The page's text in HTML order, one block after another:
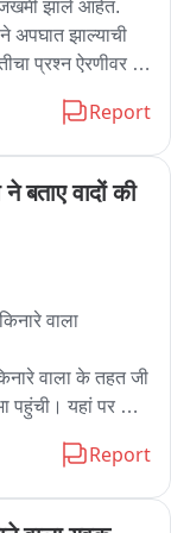
जखमी झाले आहेत.
अपघात झाल्याची
प्रश्न ऐरणीवर
Report
बताए वादों की
वाला
वाला के तहत जी
पहुंची। यहां पर सभी
कौन से किए गए
Report